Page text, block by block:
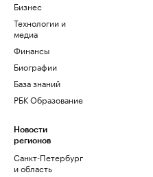
Бизнес
Технологии и
медиа
Финансы
Биографии
База знаний
РБК Образование
Новости
регионов
Санкт-Петербург
и область